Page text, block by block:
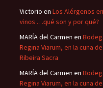
Victorio en Los Alérgenos
vinos …qué son y por qué?
MARÍA del Carmen en
Regina Viarum, en la cuna de
Ribeira Sacra
MARÍA del Carmen en
Regina Viarum, en la cuna de